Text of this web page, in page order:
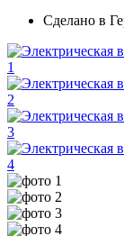
Сделано в